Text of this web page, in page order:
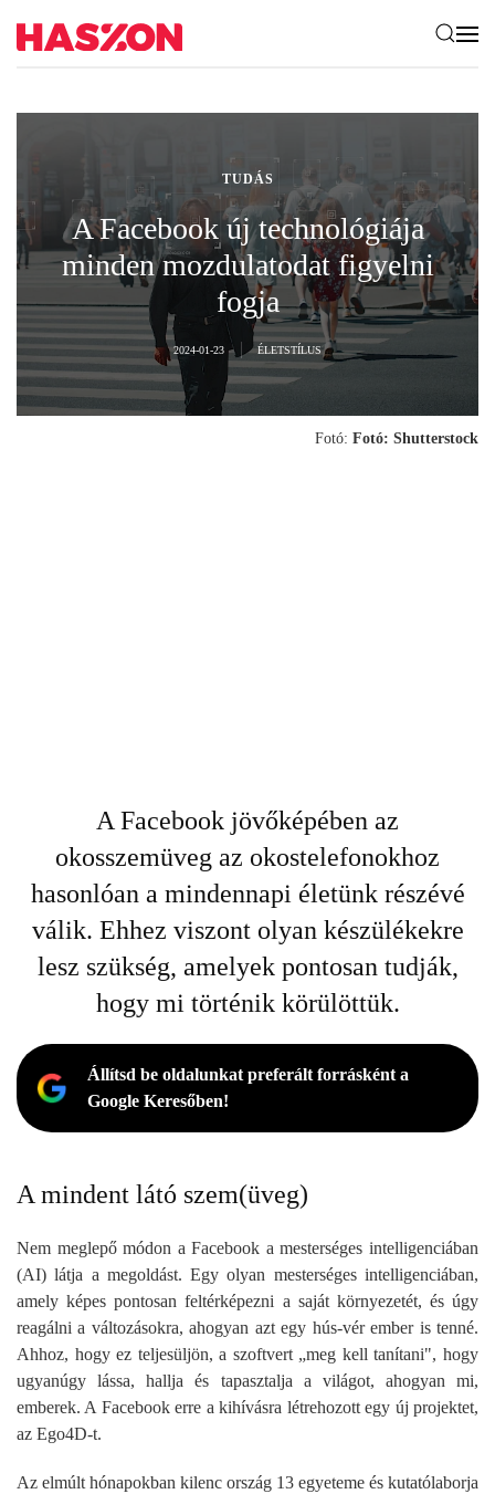
TUDÁS
A Facebook új technológiája
minden mozdulatodat figyelni
fogja
2024-01-23 ÉLETSTÍLUS
Fotó: Fotó: Shutterstock
A Facebook jövőképében az
okosszemüveg az okostelefonokhoz
hasonlóan a mindennapi életünk részévé
válik. Ehhez viszont olyan készülékekre
lesz szükség, amelyek pontosan tudják,
hogy mi történik körülöttük.
Állítsd be oldalunkat preferált forrásként a
Google Keresőben!
A mindent látó szem(üveg)
Nem meglepő módon a Facebook a mesterséges intelligenciában
(AI) látja a megoldást. Egy olyan mesterséges intelligenciában,
amely képes pontosan feltérképezni a saját környezetét, és úgy
reagálni a változásokra, ahogyan azt egy hús-vér ember is tenné.
Ahhoz, hogy ez teljesüljön, a szoftvert „meg kell tanítani", hogy
ugyanúgy lássa, hallja és tapasztalja a világot, ahogyan mi,
emberek. A Facebook erre a kihívásra létrehozott egy új projektet,
az Ego4D-t.
Az elmúlt hónapokban kilenc ország 13 egyeteme és kutatólaborja